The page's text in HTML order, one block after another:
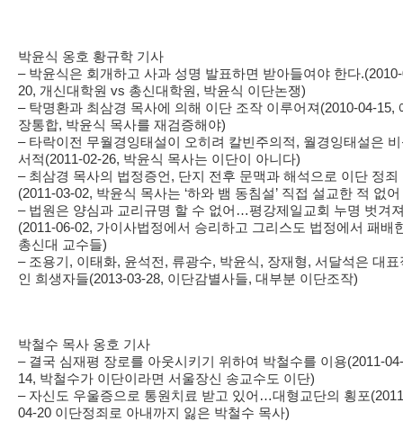
박윤식 옹호 황규학 기사
– 박윤식은 회개하고 사과 성명 발표하면 받아들여야 한다
20, 개신대학원 vs 총신대학원, 박윤식 이단논쟁)
– 탁명환과 최삼경 목사에 의해 이단 조작 이루어져(2010-04-15,
장통합, 박윤식 목사를 재검증해야)
– 타락이전 무월경잉태설이 오히려 칼빈주의적, 월경잉태설은
서적(2011-02-26, 박윤식 목사는 이단이 아니다)
– 최삼경 목사의 법정증언, 단지 전후 문맥과 해석으로 이단 정죄
(2011-03-02, 박윤식 목사는 ‘하와 뱀 동침설’ 직접 설교한 적 없어
– 법원은 양심과 교리규명 할 수 없어…평강제일교회 누명 벗겨
(2011-06-02, 가이사법정에서 승리하고 그리스도 법정에서 패배
총신대 교수들)
– 조용기, 이태화, 윤석전, 류광수, 박윤식, 장재형, 서달석은 대표
인 희생자들(2013-03-28, 이단감별사들, 대부분 이단조작)
박철수 목사 옹호 기사
– 결국 심재평 장로를 아웃시키기 위하여 박철수를 이용(2011-04-
14, 박철수가 이단이라면 서울장신 송교수도 이단)
– 자신도 우울증으로 통원치료 받고 있어…대형교단의 횡포
04-20 이단정죄로 아내까지 잃은 박철수 목사)